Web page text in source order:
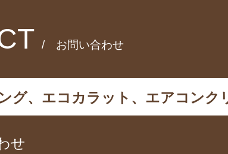
/ お問い合わせ
グ、エコカラット、エアコンク
せ